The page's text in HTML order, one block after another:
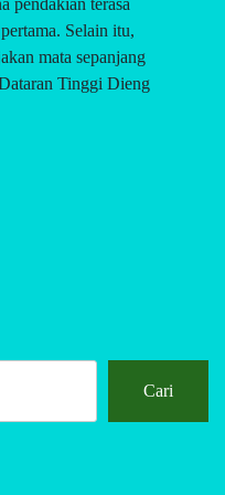
pendakian terasa
Selain itu,
mata sepanjang
Tinggi Dieng
Cari